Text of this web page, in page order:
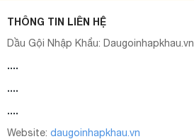
THÔNG TIN LIÊN HỆ
Dầu Gội Nhập Khẩu: Daugoinhapkhau.vn
....
....
....
Website: daugoinhapkhau.vn